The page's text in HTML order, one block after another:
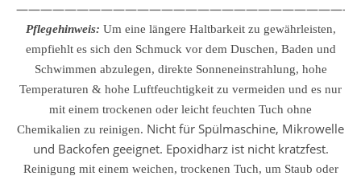
Pflegehinweis: Um eine längere Haltbarkeit zu gewährleisten,
empfiehlt es sich den Schmuck vor dem Duschen, Baden und
Schwimmen abzulegen, direkte Sonneneinstrahlung, hohe
Temperaturen & hohe Luftfeuchtigkeit zu vermeiden und es nur
mit einem trockenen oder leicht feuchten Tuch ohne
Chemikalien zu reinigen. Nicht für Spülmaschine, Mikrowelle
und Backofen geeignet. Epoxidharz ist nicht kratzfest.
Reinigung mit einem weichen, trockenen Tuch, um Staub oder